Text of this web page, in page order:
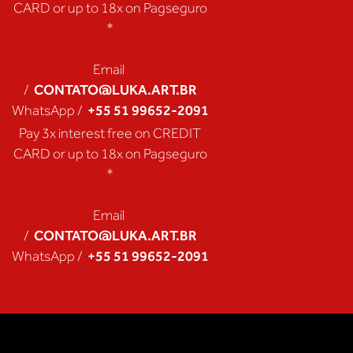
CARD or up to 18x on Pagseguro
*
Email
/ CONTATO@LUKA.ART.BR
WhatsApp / +55 51 99652-2091
Pay 3x interest free on CREDIT
CARD or up to 18x on Pagseguro
*
Email
/ CONTATO@LUKA.ART.BR
WhatsApp / +55 51 99652-2091